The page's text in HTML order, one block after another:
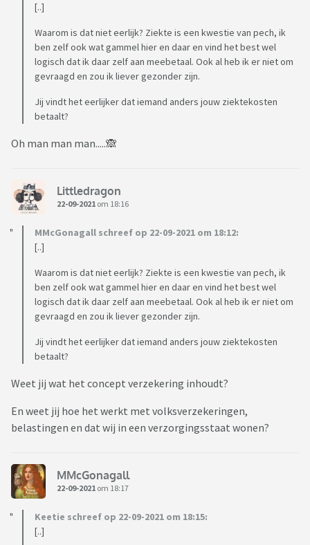
[..]
Waarom is dat niet eerlijk? Ziekte is een kwestie van pech, ik
ben zelf ook wat gammel hier en daar en vind het best wel
logisch dat ik daar zelf aan meebetaal. Ook al heb ik er niet om
gevraagd en zou ik liever gezonder zijn.
Jij vindt het eerlijker dat iemand anders jouw ziektekosten
betaalt?
Oh man man man.....🙈
Littledragon
22-09-2021 om 18:16
MMcGonagall schreef op 22-09-2021 om 18:12:
[..]
Waarom is dat niet eerlijk? Ziekte is een kwestie van pech, ik
ben zelf ook wat gammel hier en daar en vind het best wel
logisch dat ik daar zelf aan meebetaal. Ook al heb ik er niet om
gevraagd en zou ik liever gezonder zijn.
Jij vindt het eerlijker dat iemand anders jouw ziektekosten
betaalt?
Weet jij wat het concept verzekering inhoudt?
En weet jij hoe het werkt met volksverzekeringen,
belastingen en dat wij in een verzorgingsstaat wonen?
MMcGonagall
22-09-2021 om 18:17
Keetie schreef op 22-09-2021 om 18:15:
[..]